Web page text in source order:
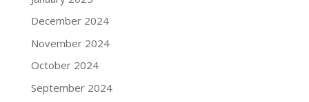
December 2024
November 2024
October 2024
September 2024